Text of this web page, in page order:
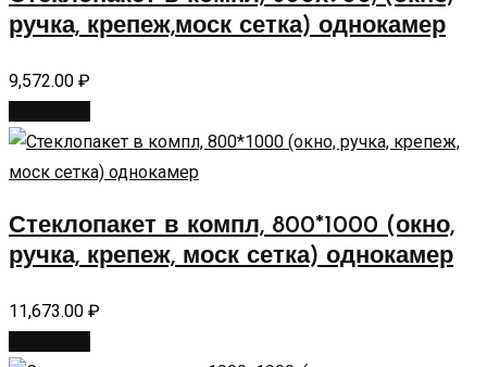
ручка, крепеж,моск сетка) однокамер
9,572.00 ₽
Стеклопакет в компл, 800*1000 (окно,
ручка, крепеж, моск сетка) однокамер
11,673.00 ₽